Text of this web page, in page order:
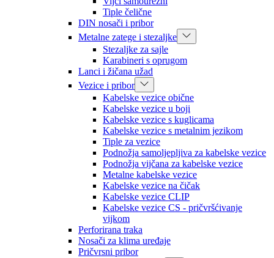
Tiple čelične
DIN nosači i pribor
Metalne zatege i stezaljke
Stezaljke za sajle
Karabineri s oprugom
Lanci i žičana užad
Vezice i pribor
Kabelske vezice obične
Kabelske vezice u boji
Kabelske vezice s kuglicama
Kabelske vezice s metalnim jezikom
Tiple za vezice
Podnožja samoljepljiva za kabelske vezice
Podnožja vijčana za kabelske vezice
Metalne kabelske vezice
Kabelske vezice na čičak
Kabelske vezice CLIP
Kabelske vezice CS - pričvršćivanje
vijkom
Perforirana traka
Nosači za klima uređaje
Pričvrsni pribor